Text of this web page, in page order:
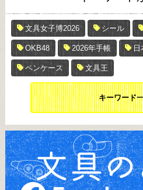
文具女子博2026 シール
OKB48 2026年手帳 日
ペンケース 文具王
キーワード